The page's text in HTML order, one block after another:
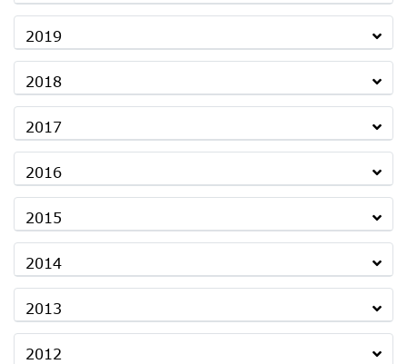
2019
2018
2017
2016
2015
2014
2013
2012